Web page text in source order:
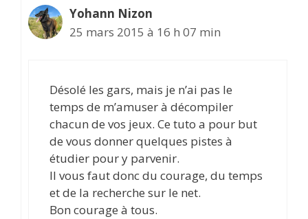
Yohann Nizon
25 mars 2015 à 16 h 07 min
Désolé les gars, mais je n’ai pas le
temps de m’amuser à décompiler
chacun de vos jeux. Ce tuto a pour but
de vous donner quelques pistes à
étudier pour y parvenir.
Il vous faut donc du courage, du temps
et de la recherche sur le net.
Bon courage à tous.